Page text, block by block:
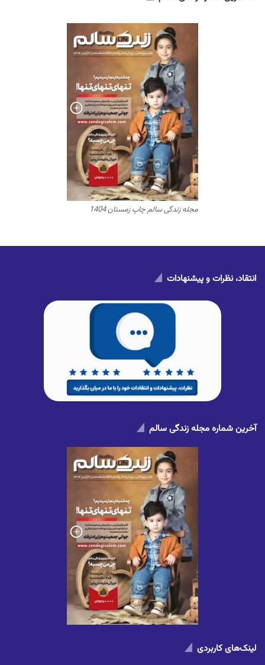
مجله زندگی سالم چاپ زمستان 1404
انتقاد، نظرات و پیشنهادات
آخرین شماره مجله زندگی سالم
لینک‌های کاربردی